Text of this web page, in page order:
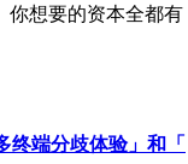
想要的资本全都
终端分歧体验」和「